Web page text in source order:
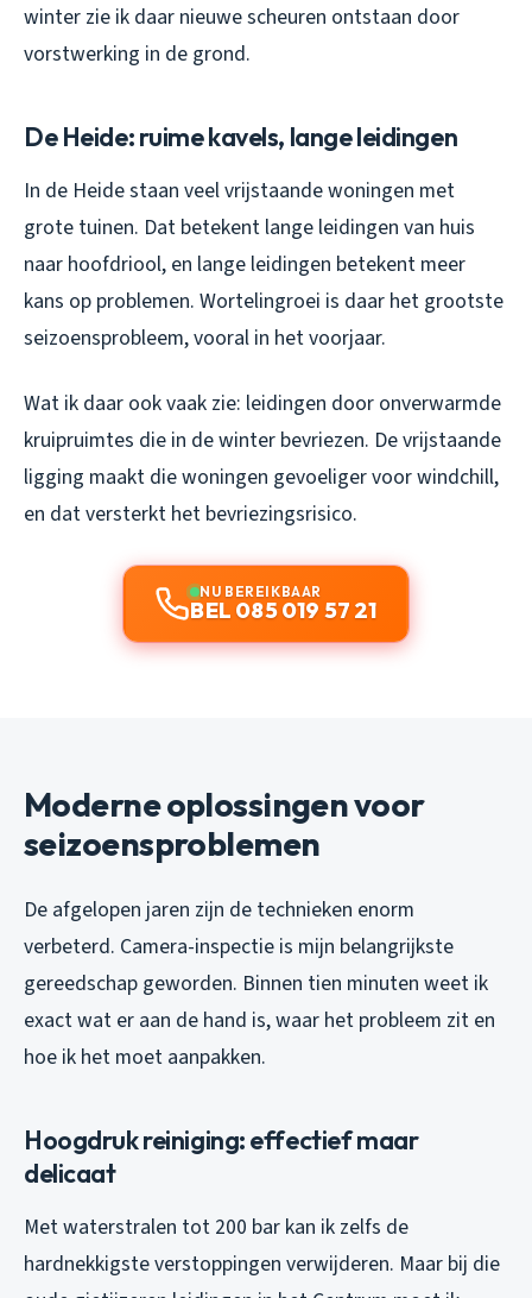
winter zie ik daar nieuwe scheuren ontstaan door
vorstwerking in de grond.
De Heide: ruime kavels, lange leidingen
In de Heide staan veel vrijstaande woningen met
grote tuinen. Dat betekent lange leidingen van huis
naar hoofdriool, en lange leidingen betekent meer
kans op problemen. Wortelingroei is daar het grootste
seizoensprobleem, vooral in het voorjaar.
Wat ik daar ook vaak zie: leidingen door onverwarmde
kruipruimtes die in de winter bevriezen. De vrijstaande
ligging maakt die woningen gevoeliger voor windchill,
en dat versterkt het bevriezingsrisico.
NU BEREIKBAAR
BEL 085 019 57 21
Moderne oplossingen voor
seizoensproblemen
De afgelopen jaren zijn de technieken enorm
verbeterd. Camera-inspectie is mijn belangrijkste
gereedschap geworden. Binnen tien minuten weet ik
exact wat er aan de hand is, waar het probleem zit en
hoe ik het moet aanpakken.
Hoogdruk reiniging: effectief maar
delicaat
Met waterstralen tot 200 bar kan ik zelfs de
hardnekkigste verstoppingen verwijderen. Maar bij die